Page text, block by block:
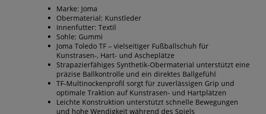
Marke: Joma
Obermaterial: Kunstleder
Innenfutter: Textil
Sohle: Gummi
Joma Toledo TF – vielseitiger Fußballschuh für
Kunstrasen-, Hart- und Ascheplätze
Strapazierfähiges Synthetik-Obermaterial unterstützt eine
präzise Ballkontrolle und ein direktes Ballgefühl
TF-Multinockenprofil sorgt für zuverlässigen Grip und
optimale Traktion auf Kunstrasen- und Hartplätzen
Leichte Konstruktion unterstützt schnelle Bewegungen
und hohe Wendigkeit während des Spiels